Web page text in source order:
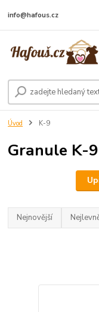
info@hafous.cz
Úvod K-9
Granule K-
Nejnovější